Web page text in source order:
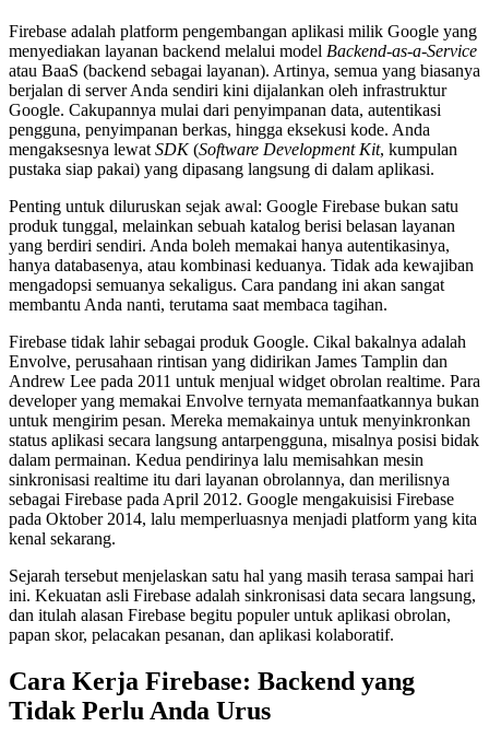
Firebase adalah platform pengembangan aplikasi milik Google yang
menyediakan layanan backend melalui model Backend-as-a-Service
atau BaaS (backend sebagai layanan). Artinya, semua yang biasanya
berjalan di server Anda sendiri kini dijalankan oleh infrastruktur
Google. Cakupannya mulai dari penyimpanan data, autentikasi
pengguna, penyimpanan berkas, hingga eksekusi kode. Anda
mengaksesnya lewat SDK(Software Development Kit, kumpulan
pustaka siap pakai) yang dipasang langsung di dalam aplikasi.
Penting untuk diluruskan sejak awal: Google Firebase bukan satu
produk tunggal, melainkan sebuah katalog berisi belasan layanan
yang berdiri sendiri. Anda boleh memakai hanya autentikasinya,
hanya databasenya, atau kombinasi keduanya. Tidak ada kewajiban
mengadopsi semuanya sekaligus. Cara pandang ini akan sangat
membantu Anda nanti, terutama saat membaca tagihan.
Firebase tidak lahir sebagai produk Google. Cikal bakalnya adalah
Envolve, perusahaan rintisan yang didirikan James Tamplin dan
Andrew Lee pada 2011 untuk menjual widget obrolan realtime. Para
developer yang memakai Envolve ternyata memanfaatkannya bukan
untuk mengirim pesan. Mereka memakainya untuk menyinkronkan
status aplikasi secara langsung antarpengguna, misalnya posisi bidak
dalam permainan. Kedua pendirinya lalu memisahkan mesin
sinkronisasi realtime itu dari layanan obrolannya, dan merilisnya
sebagai Firebase pada April 2012. Google mengakuisisi Firebase
pada Oktober 2014, lalu memperluasnya menjadi platform yang kita
kenal sekarang.
Sejarah tersebut menjelaskan satu hal yang masih terasa sampai hari
ini. Kekuatan asli Firebase adalah sinkronisasi data secara langsung,
dan itulah alasan Firebase begitu populer untuk aplikasi obrolan,
papan skor, pelacakan pesanan, dan aplikasi kolaboratif.
Cara Kerja Firebase: Backend yang
Tidak Perlu Anda Urus